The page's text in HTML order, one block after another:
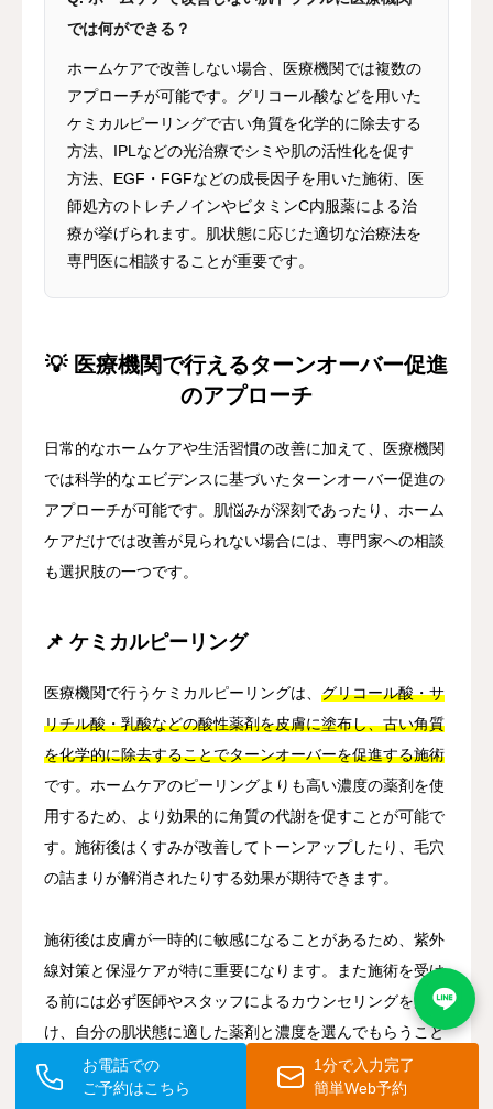
では何ができる？
ホームケアで改善しない場合、医療機関では複数の
アプローチが可能です。グリコール酸などを用いた
ケミカルピーリングで古い角質を化学的に除去する
方法、IPLなどの光治療でシミや肌の活性化を促す
方法、EGF・FGFなどの成長因子を用いた施術、医
師処方のトレチノインやビタミンC内服薬による治
療が挙げられます。肌状態に応じた適切な治療法を
専門医に相談することが重要です。
💡 医療機関で行えるターンオーバー促進
のアプローチ
日常的なホームケアや生活習慣の改善に加えて、医療機関
では科学的なエビデンスに基づいたターンオーバー促進の
アプローチが可能です。肌悩みが深刻であったり、ホーム
ケアだけでは改善が見られない場合には、専門家への相談
も選択肢の一つです。
📌 ケミカルピーリング
医療機関で行うケミカルピーリングは、 グリコール酸・サ
リチル酸・乳酸などの酸性薬剤を皮膚に塗布し、古い角質
を化学的に除去することでターンオーバーを促進する施術
です。ホームケアのピーリングよりも高い濃度の薬剤を使
用するため、より効果的に角質の代謝を促すことが可能で
す。施術後はくすみが改善してトーンアップしたり、毛穴
の詰まりが解消されたりする効果が期待できます。
施術後は皮膚が一時的に敏感になることがあるため、紫外
線対策と保湿ケアが特に重要になります。また施術を受け
る前には必ず医師やスタッフによるカウンセリングを受
け、自分の肌状態に適した薬剤と濃度を選んでもらうこと
が大切です。
お電話での
ご予約はこちら
1分で入力完了
簡単Web予約